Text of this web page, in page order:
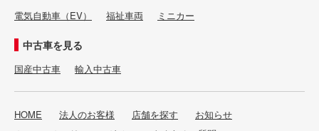
電気自動車（EV）
福祉車両 ミニカー
中古車を見る
国産中古車 輸入中古車
HOME 法人のお客様 店舗を探す
お知らせ